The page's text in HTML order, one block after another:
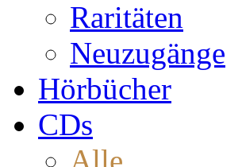
Raritäten
Neuzugänge
Hörbücher
CDs